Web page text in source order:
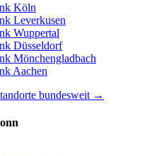
Köln
Leverkusen
Wuppertal
Düsseldorf
Mönchengladbach
Aachen
bundesweit →